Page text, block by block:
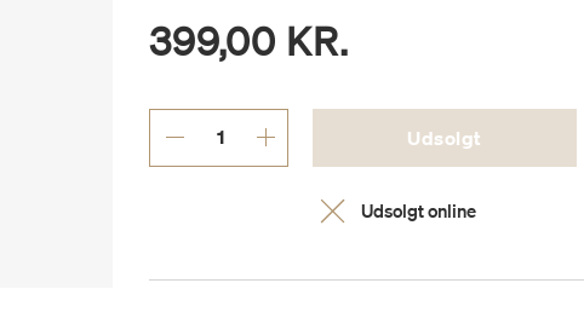
399,00 KR.
Udsolgt
Udsolgt online